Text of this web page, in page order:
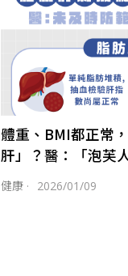
體重、BMI都正常
肝」？醫：「泡芙
健康 · 2026/01/09